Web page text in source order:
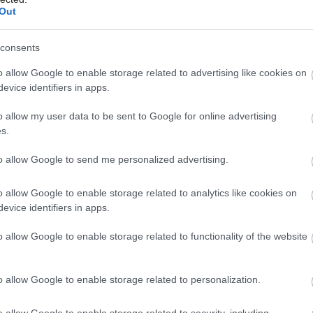
allow Google to enable storage related to advertising like cookies on
identifiers in apps.
allow my user data to be sent to Google for online advertising
allow Google to send me personalized advertising.
allow Google to enable storage related to analytics like cookies on
identifiers in apps.
allow Google to enable storage related to functionality of the website
allow Google to enable storage related to personalization.
pozemku, čomu prispôsobili aj jeho tvar. Zdroj:
Môj dom Špeciál 02/2026